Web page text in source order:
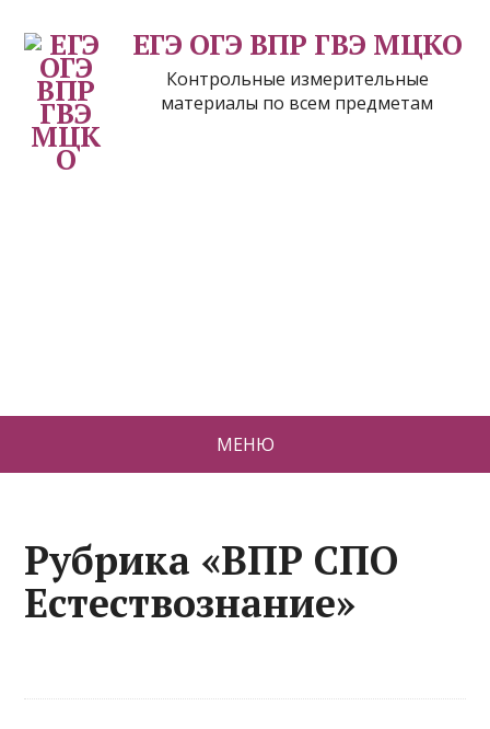
ЕГЭ ОГЭ ВПР ГВЭ МЦКО
Контрольные измерительные
материалы по всем предметам
МЕНЮ
Рубрика «ВПР СПО
Естествознание»